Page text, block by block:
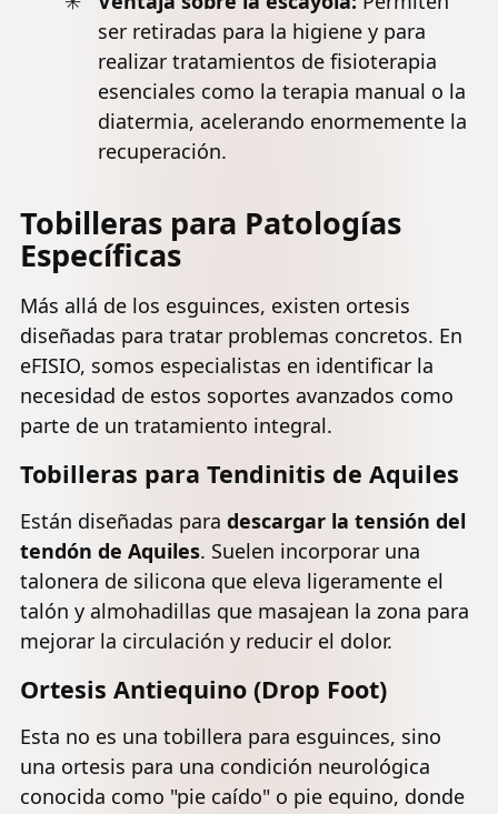
ser retiradas para la higiene y para
realizar tratamientos de fisioterapia
esenciales como la terapia manual o la
diatermia, acelerando enormemente la
recuperación.
Tobilleras para Patologías
Específicas
Más allá de los esguinces, existen ortesis
diseñadas para tratar problemas concretos. En
eFISIO, somos especialistas en identificar la
necesidad de estos soportes avanzados como
parte de un tratamiento integral.
Tobilleras para Tendinitis de Aquiles
Están diseñadas para descargar la tensión del
tendón de Aquiles. Suelen incorporar una
talonera de silicona que eleva ligeramente el
talón y almohadillas que masajean la zona para
mejorar la circulación y reducir el dolor.
Ortesis Antiequino (Drop Foot)
Esta no es una tobillera para esguinces, sino
una ortesis para una condición neurológica
conocida como "pie caído" o pie equino, donde